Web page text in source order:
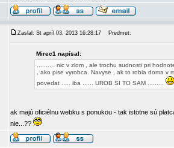
Zaslal: St apríl 03, 2013 16:28:17 Predmet:
Mirec1 napísal:
.......... nic v zlom , ale trochu sudnosti pri
, ako pise vyrobca. Navyse , ak to robia doma
povedat ..... iba ...... UROB SI TO SAM .........
ak majú oficiélnu webku s ponukou - tak istotne sú
nie...??